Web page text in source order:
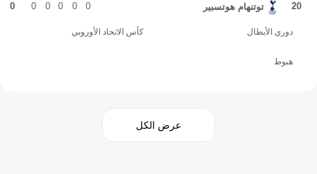
20 توتنهام هوتسبير 0
0
0
0
0
0
دوري الأبطال كأس الاتحاد الأوروبي
هبوط
عرض الكل